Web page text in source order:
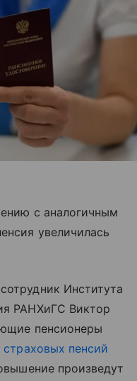
с аналогичным
увеличилась
Института
РАНХиГС Виктор
пенсионеры
страховых пенсий
произведут